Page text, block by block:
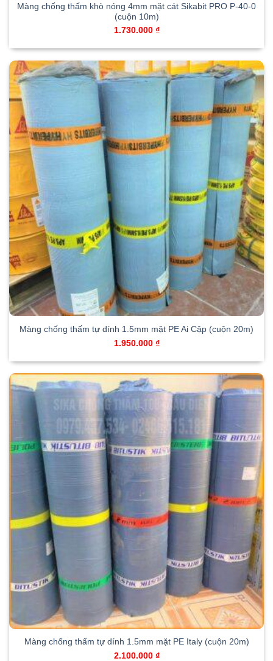
Màng chống thấm khò nóng 4mm mặt cát Sikabit PRO P-40-0
(cuộn 10m)
1.730.000 ₫
Màng chống thấm tự dính 1.5mm mặt PE Ai Cập (cuộn 20m)
1.950.000 ₫
Màng chống thấm tự dính 1.5mm mặt PE Italy (cuộn 20m)
2.100.000 ₫